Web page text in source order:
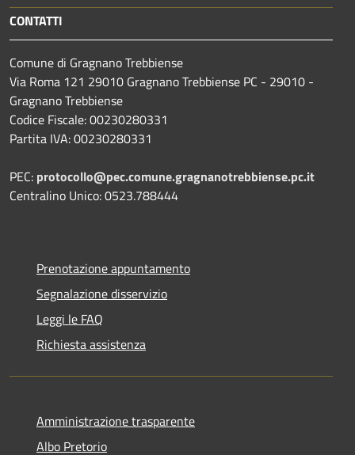
CONTATTI
Comune di Gragnano Trebbiense
Via Roma 121 29010 Gragnano Trebbiense PC - 29010 -
Gragnano Trebbiense
Codice Fiscale: 00230280331
Partita IVA: 00230280331
PEC: protocollo@pec.comune.gragnanotrebbiense.pc.it
Centralino Unico: 0523.788444
Prenotazione appuntamento
Segnalazione disservizio
Leggi le FAQ
Richiesta assistenza
Amministrazione trasparente
Albo Pretorio